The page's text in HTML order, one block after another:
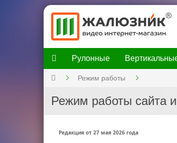
Рулонные
Режим работы
Режим работы сайта
Редакция от 27 мая 2026 года